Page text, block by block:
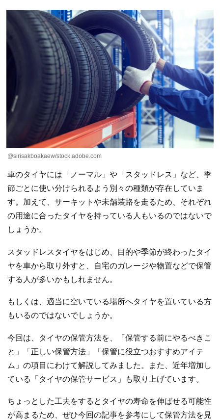
@sirisakboakaew/stock.adobe.com
車のタイヤには「ノーマル」や「スタッドレス」など、季
節ごとに使い分けられるよう別々の種類が存在していま
す。加えて、サーキットや未舗装路を走るため、それぞれ
の用途に合ったタイヤを持っている人もいるのではないで
しょうか。
スタッドレスタイヤをはじめ、目的や季節が終わったタイ
ヤを車から取り外すと、自宅のガレージや物置などで保管
する人が多いかもしれません。
もしくは、適当に空いている場所へタイヤを置いている方
もいるのではないでしょうか。
今回は、タイヤの保管方法を、「保管する前にやるべきこ
と」「正しい保管方法」「保管に役立つおすすめアイテ
ム」の項目にわけて解説してみました。また、近年増加し
ている「タイヤの保管サービス」も取り上げています。
ちょっとした工夫をするとタイヤの寿命を伸ばせる可能性
が高まるため、ぜひ今回の記事を参考にして保管方法を見